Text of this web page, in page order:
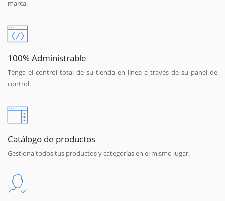
marca.
100% Administrable
Tenga el control total de su tienda en línea a través de su panel de
control.
Catálogo de productos
Gestiona todos tus productos y categorías en el mismo lugar.